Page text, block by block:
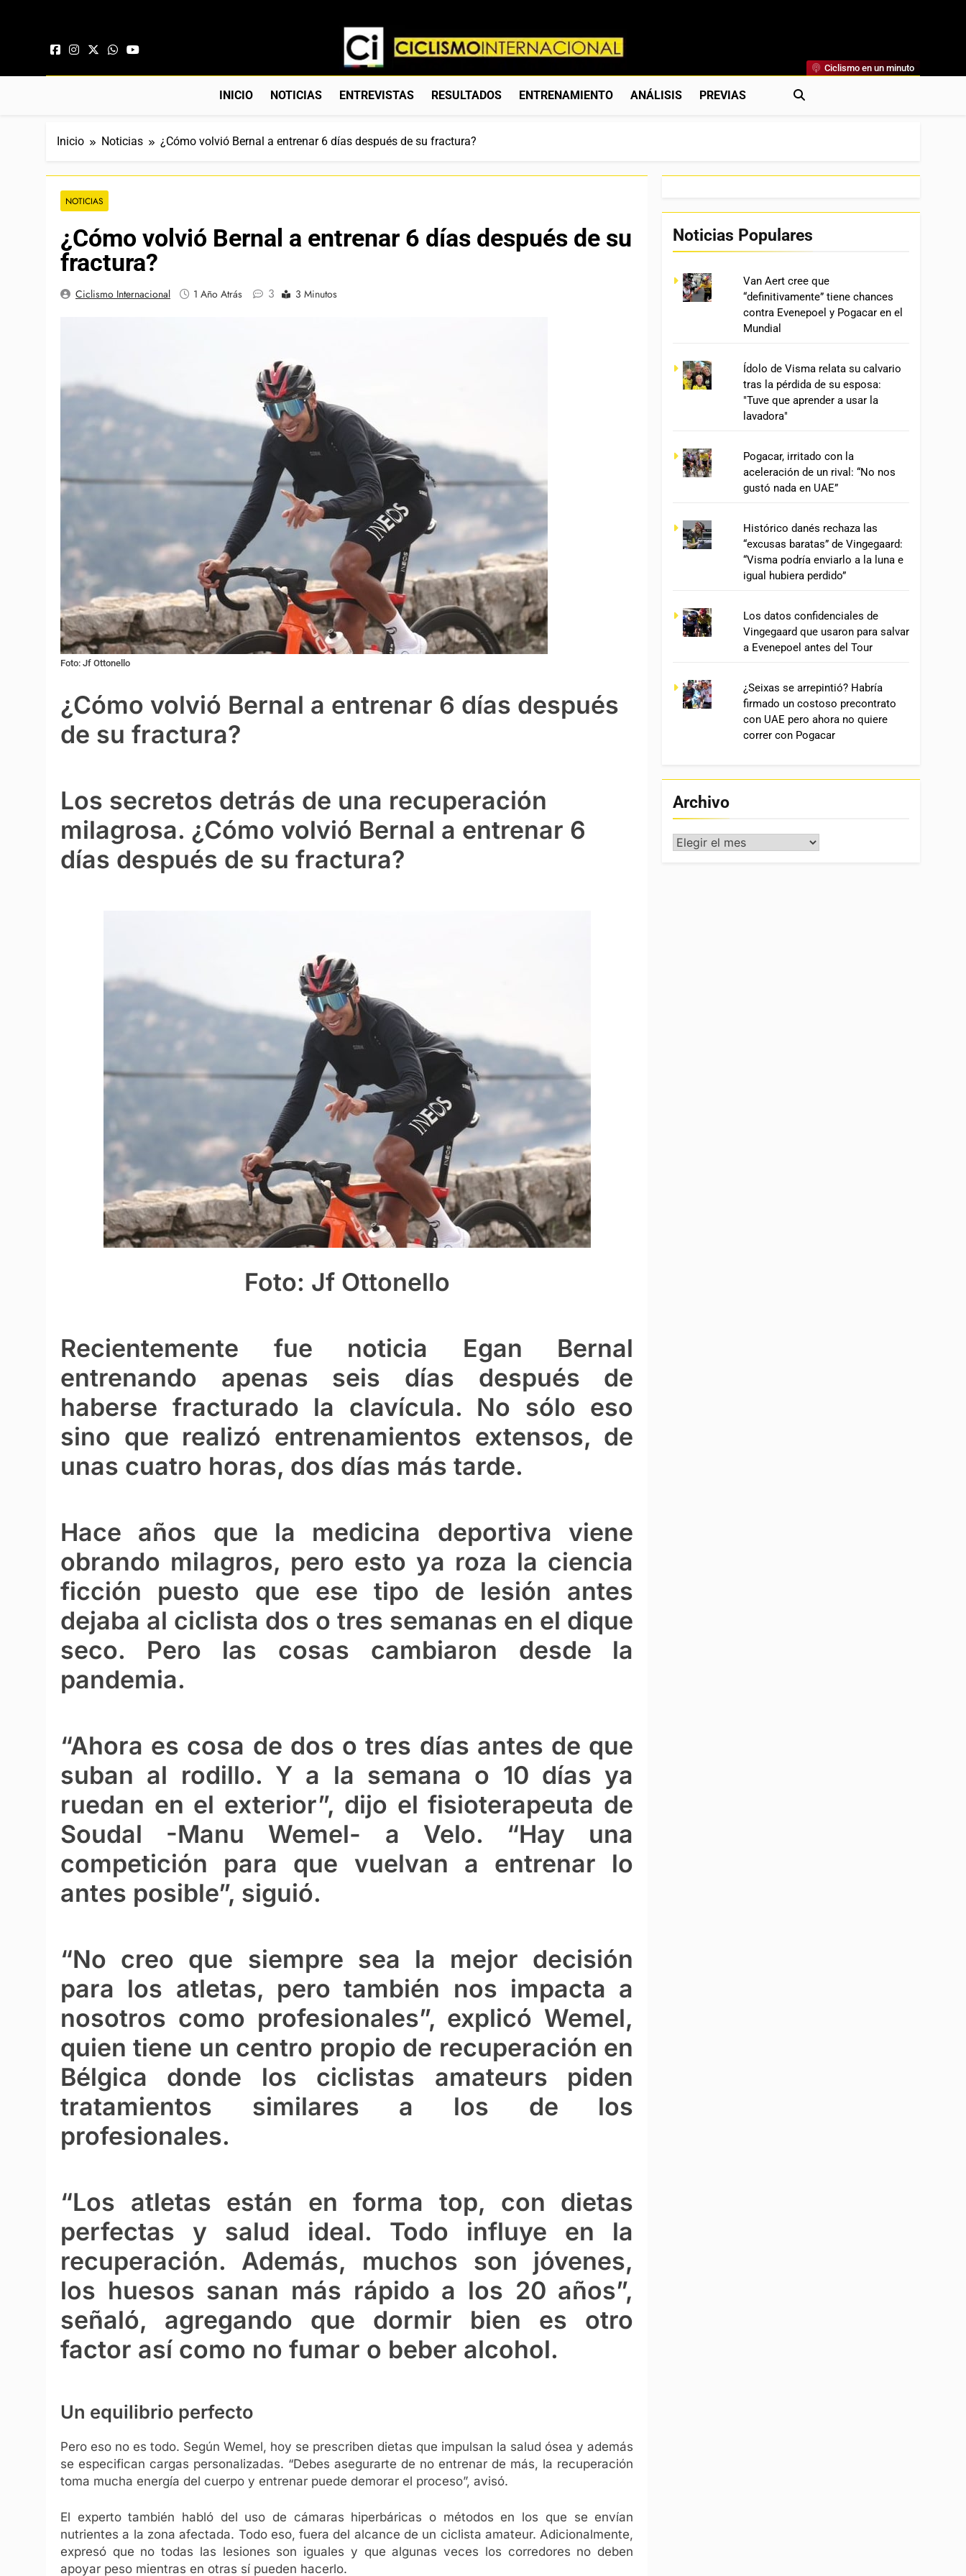
Ciclismo Internacional
Web Dedicada Al Ciclismo Mundial. Entrevistas, Análisis, Crónicas, Previas Y Más. La Web Ciclista De Referencia.
Ciclismo en un minuto
INICIO NOTICIAS ENTREVISTAS RESULTADOS ENTRENAMIENTO ANÁLISIS PREVIAS
Inicio Noticias ¿Cómo volvió Bernal a entrenar 6 días después de su fractura?
NOTICIAS
¿Cómo volvió Bernal a entrenar 6 días después de su
fractura?
Ciclismo Internacional 1 Año Atrás 3 3 Minutos
Foto: Jf Ottonello
¿Cómo volvió Bernal a entrenar 6 días después
de su fractura?
Los secretos detrás de una recuperación
milagrosa. ¿Cómo volvió Bernal a entrenar 6
días después de su fractura?
Foto: Jf Ottonello
Recientemente fue noticia Egan Bernal
entrenando apenas seis días después de
haberse fracturado la clavícula. No sólo eso
sino que realizó entrenamientos extensos, de
unas cuatro horas, dos días más tarde.
Hace años que la medicina deportiva viene
obrando milagros, pero esto ya roza la ciencia
ficción puesto que ese tipo de lesión antes
dejaba al ciclista dos o tres semanas en el dique
seco. Pero las cosas cambiaron desde la
pandemia.
“Ahora es cosa de dos o tres días antes de que
suban al rodillo. Y a la semana o 10 días ya
ruedan en el exterior”, dijo el fisioterapeuta de
Soudal -Manu Wemel- a Velo. “Hay una
competición para que vuelvan a entrenar lo
antes posible”, siguió.
“No creo que siempre sea la mejor decisión
para los atletas, pero también nos impacta a
nosotros como profesionales”, explicó Wemel,
quien tiene un centro propio de recuperación en
Bélgica donde los ciclistas amateurs piden
tratamientos similares a los de los
profesionales.
“Los atletas están en forma top, con dietas
perfectas y salud ideal. Todo influye en la
recuperación. Además, muchos son jóvenes,
los huesos sanan más rápido a los 20 años”,
señaló, agregando que dormir bien es otro
factor así como no fumar o beber alcohol.
Un equilibrio perfecto
Pero eso no es todo. Según Wemel, hoy se prescriben dietas que impulsan la salud ósea y además
se especifican cargas personalizadas. “Debes asegurarte de no entrenar de más, la recuperación
toma mucha energía del cuerpo y entrenar puede demorar el proceso”, avisó.
El experto también habló del uso de cámaras hiperbáricas o métodos en los que se envían
nutrientes a la zona afectada. Todo eso, fuera del alcance de un ciclista amateur. Adicionalmente,
expresó que no todas las lesiones son iguales y que algunas veces los corredores no deben
apoyar peso mientras en otras sí pueden hacerlo.
Noticias Populares
Van Aert cree que
“definitivamente” tiene chances
contra Evenepoel y Pogacar en el
Mundial
Ídolo de Visma relata su calvario
tras la pérdida de su esposa:
"Tuve que aprender a usar la
lavadora"
Pogacar, irritado con la
aceleración de un rival: “No nos
gustó nada en UAE”
Histórico danés rechaza las
“excusas baratas” de Vingegaard:
“Visma podría enviarlo a la luna e
igual hubiera perdido”
Los datos confidenciales de
Vingegaard que usaron para salvar
a Evenepoel antes del Tour
¿Seixas se arrepintió? Habría
firmado un costoso precontrato
con UAE pero ahora no quiere
correr con Pogacar
Archivo
Archivo